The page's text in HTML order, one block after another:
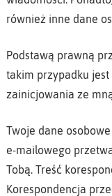
również inne dane
Podstawą prawną
takim przypadku
zainicjowania ze
Twoje dane
e-mailowego
Tobą. Treść
Korespondencja